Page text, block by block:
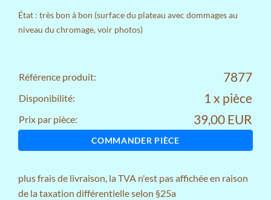
État : très bon à bon (surface du plateau avec dommages au
niveau du chromage, voir photos)
Référence produit: 7877
Disponibilité: 1 x pièce
Prix par pièce: 39,00 EUR
COMMANDER PIÈCE
plusfrais de livraison, la TVA n'est pas affichée en raison
de la taxation différentielle selon §25a